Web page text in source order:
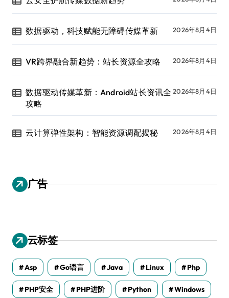
数据驱动，科技赋能无障碍传媒革新 2026年8月4日
VR跨界融合新趋势：站长资源全攻略 2026年8月4日
数据驱动传媒革新：Android站长资讯全
攻略
2026年8月4日
云计算弹性架构：智能资源调配揭秘 2026年8月4日
广告
云标签
Asp Go语言 Java Linux Php
PHP安全 PHP进阶 Python Windows